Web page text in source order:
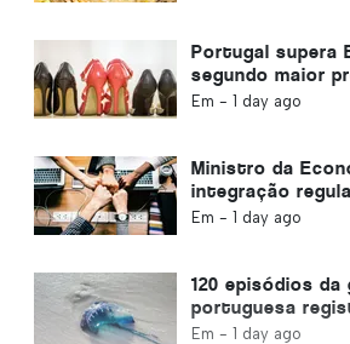
Portugal supera
segundo maior
calçado da Europa
Em - 1 day ago
Ministro da
integração
um canal
Em - 1 day ago
120 episódios
portuguesa
único dia
Em - 1 day ago